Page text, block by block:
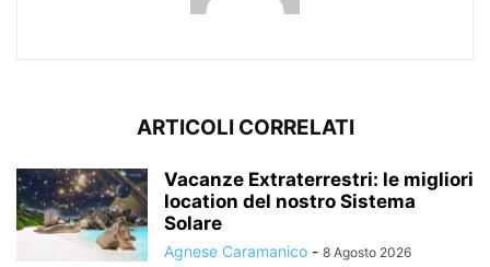
ARTICOLI CORRELATI
Vacanze Extraterrestri: le migliori
location del nostro Sistema
Solare
Agnese Caramanico - 8 Agosto 2026